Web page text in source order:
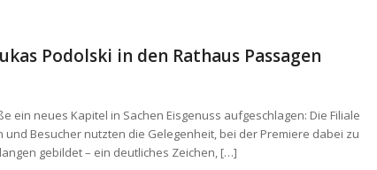
Podolski in den Rathaus Passagen
ein neues Kapitel in Sachen Eisgenuss aufgeschlagen: Die Filiale
Besucher nutzten die Gelegenheit, bei der Premiere dabei zu
gebildet – ein deutliches Zeichen, […]